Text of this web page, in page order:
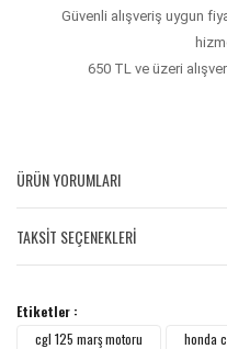
Güvenli alışveriş uygun
650 TL ve üzeri
ÜRÜN YORUMLARI
TAKSİT SEÇENEKLERİ
Etiketler :
cgl 125 marş motoru
honda